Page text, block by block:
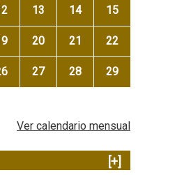
13 14 15
20 21 22
27 28 29
Ver calendario mensual
[+]